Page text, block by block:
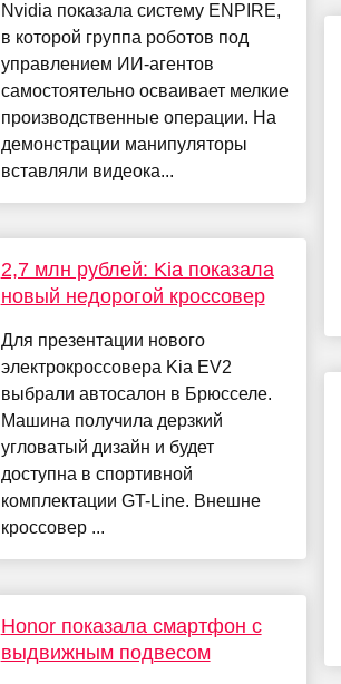
Nvidia показала систему ENPIRE,
в которой группа роботов под
управлением ИИ-агентов
самостоятельно осваивает мелкие
производственные операции. На
демонстрации манипуляторы
вставляли видеока...
2,7 млн рублей: Kia показала
новый недорогой кроссовер
Для презентации нового
электрокроссовера Kia EV2
выбрали автосалон в Брюсселе.
Машина получила дерзкий
угловатый дизайн и будет
доступна в спортивной
комплектации GT-Line. Внешне
кроссовер ...
Honor показала смартфон с
выдвижным подвесом